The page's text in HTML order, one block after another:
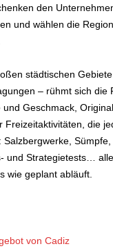
den
und wählen die
städtischen
– rühmt sich die
Geschmack,
Freizeitaktivitäten, die
und Strategietests…
wie geplant abläuft.
von Cadiz